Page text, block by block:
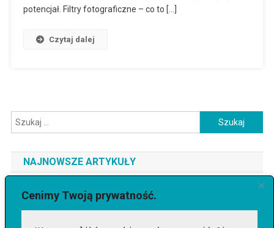
Cenimy Twoją prywatność.
potencjał. Filtry fotograficzne – co to […]
Czytaj dalej
Szukaj:
NAJNOWSZE ARTYKUŁY
Jaki telefon do 3500 zł wybrać? Ranking najlepszych modeli
[2026]